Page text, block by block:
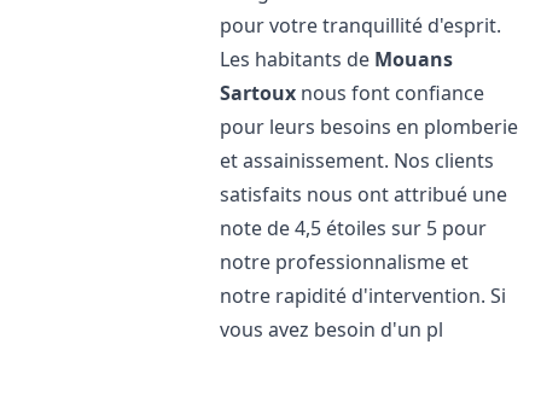
pour votre tranquillité d'esprit.
Les habitants de Mouans
Sartoux nous font confiance
pour leurs besoins en plomberie
et assainissement. Nos clients
satisfaits nous ont attribué une
note de 4,5 étoiles sur 5 pour
notre professionnalisme et
notre rapidité d'intervention. Si
vous avez besoin d'un pl